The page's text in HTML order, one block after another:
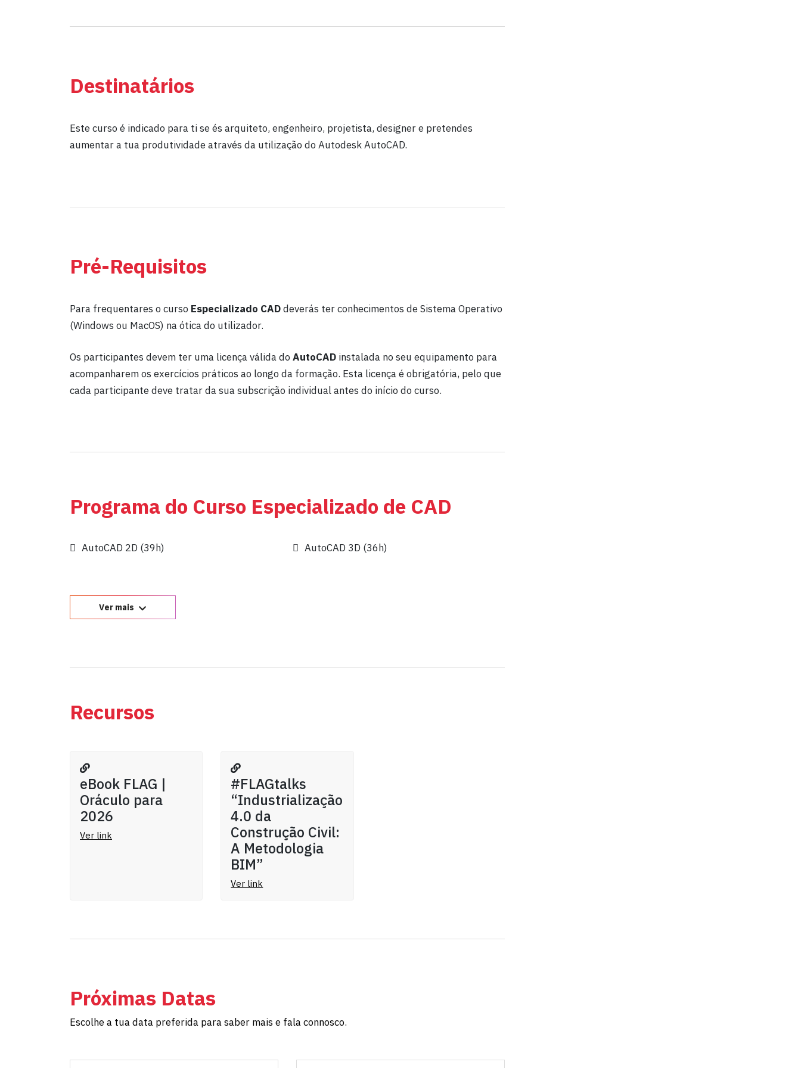
Destinatários
Este curso é indicado para ti se és arquiteto, engenheiro, projetista, designer e pretendes
aumentar a tua produtividade através da utilização do Autodesk AutoCAD.
Pré-Requisitos
Para frequentares o curso Especializado CADdeverás ter conhecimentos de Sistema Operativo
(Windows ou MacOS) na ótica do utilizador.
Os participantes devem ter uma licença válida do AutoCAD instalada no seu equipamento para
acompanharem os exercícios práticos ao longo da formação. Esta licença é obrigatória, pelo que
cada participante deve tratar da sua subscrição individual antes do início do curso.
Programa do Curso Especializado de CAD
AutoCAD 2D (39h) AutoCAD 3D (36h)
Ver mais
Recursos
eBook FLAG |
Oráculo para
2026
Ver link
#FLAGtalks
“Industrialização
4.0 da
Construção Civil:
A Metodologia
BIM”
Ver link
Próximas Datas
Escolhe a tua data preferida para saber mais e fala connosco.